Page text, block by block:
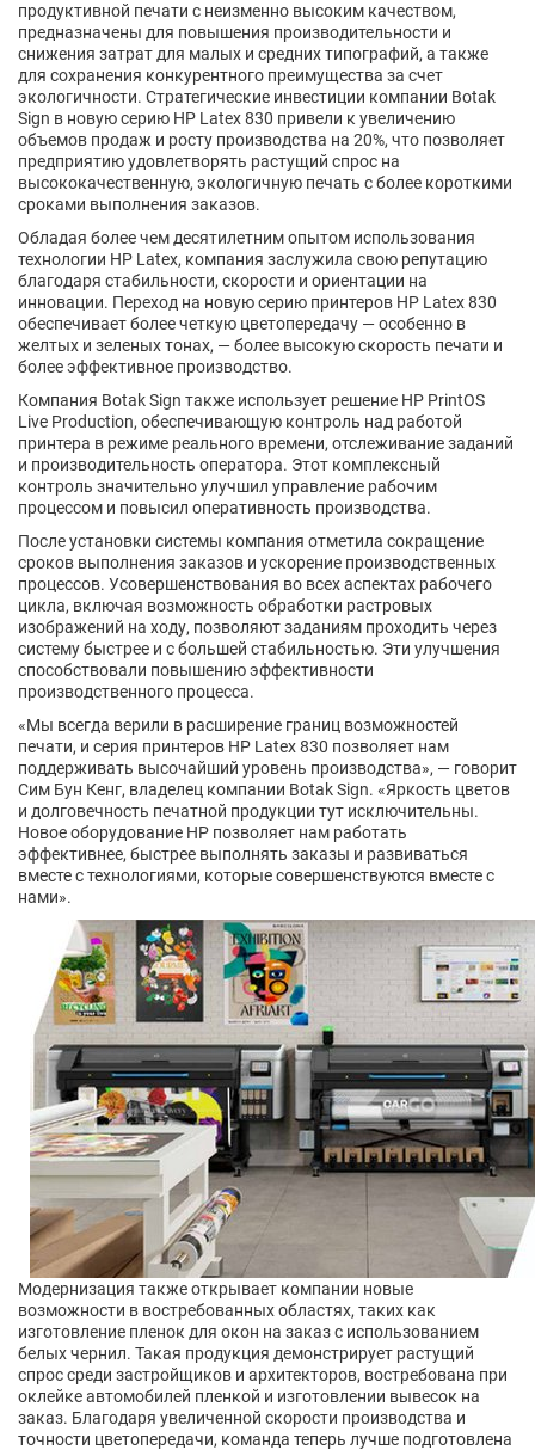
продуктивной печати с неизменно высоким качеством,
предназначены для повышения производительности и
снижения затрат для малых и средних типографий, а также
для сохранения конкурентного преимущества за счет
экологичности. Стратегические инвестиции компании Botak
Sign в новую серию HP Latex 830 привели к увеличению
объемов продаж и росту производства на 20%, что позволяет
предприятию удовлетворять растущий спрос на
высококачественную, экологичную печать с более короткими
сроками выполнения заказов.
Обладая более чем десятилетним опытом использования
технологии HP Latex, компания заслужила свою репутацию
благодаря стабильности, скорости и ориентации на
инновации. Переход на новую серию принтеров HP Latex 830
обеспечивает более четкую цветопередачу — особенно в
желтых и зеленых тонах, — более высокую скорость печати и
более эффективное производство.
Компания Botak Sign также использует решение HP PrintOS
Live Production, обеспечивающую контроль над работой
принтера в режиме реального времени, отслеживание заданий
и производительность оператора. Этот комплексный
контроль значительно улучшил управление рабочим
процессом и повысил оперативность производства.
После установки системы компания отметила сокращение
сроков выполнения заказов и ускорение производственных
процессов. Усовершенствования во всех аспектах рабочего
цикла, включая возможность обработки растровых
изображений на ходу, позволяют заданиям проходить через
систему быстрее и с большей стабильностью. Эти улучшения
способствовали повышению эффективности
производственного процесса.
«Мы всегда верили в расширение границ возможностей
печати, и серия принтеров HP Latex 830 позволяет нам
поддерживать высочайший уровень производства», — говорит
Сим Бун Кенг, владелец компании Botak Sign. «Яркость цветов
и долговечность печатной продукции тут исключительны.
Новое оборудование HP позволяет нам работать
эффективнее, быстрее выполнять заказы и развиваться
вместе с технологиями, которые совершенствуются вместе с
нами».
Модернизация также открывает компании новые
возможности в востребованных областях, таких как
изготовление пленок для окон на заказ с использованием
белых чернил. Такая продукция демонстрирует растущий
спрос среди застройщиков и архитекторов, востребована при
оклейке автомобилей пленкой и изготовлении вывесок на
заказ. Благодаря увеличенной скорости производства и
точности цветопередачи, команда теперь лучше подготовлена